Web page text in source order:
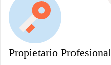
Propietario Profesional